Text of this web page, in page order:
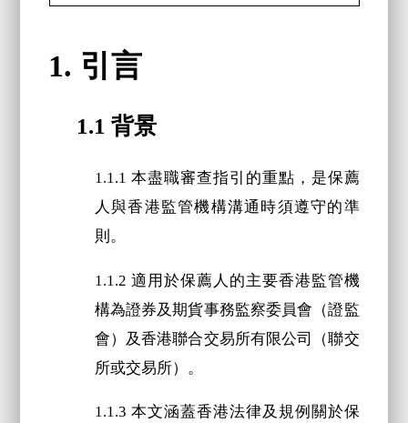
1. 引言
1.1 背景
1.1.1 本盡職審查指引的重點，是保薦
人與香港監管機構溝通時須遵守的準
則。
1.1.2 適用於保薦人的主要香港監管機
構為證券及期貨事務監察委員會（證監
會）及香港聯合交易所有限公司（聯交
所或交易所）。
1.1.3 本文涵蓋香港法律及規例關於保